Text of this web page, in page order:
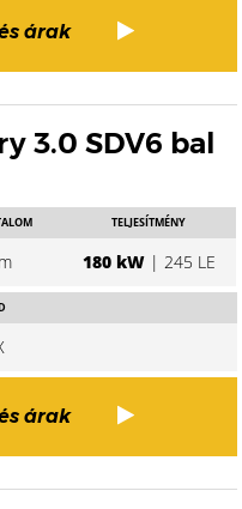
árak
3.0 SDV6 bal
TELJESÍTMÉNY
180 kW| 245 LE
árak